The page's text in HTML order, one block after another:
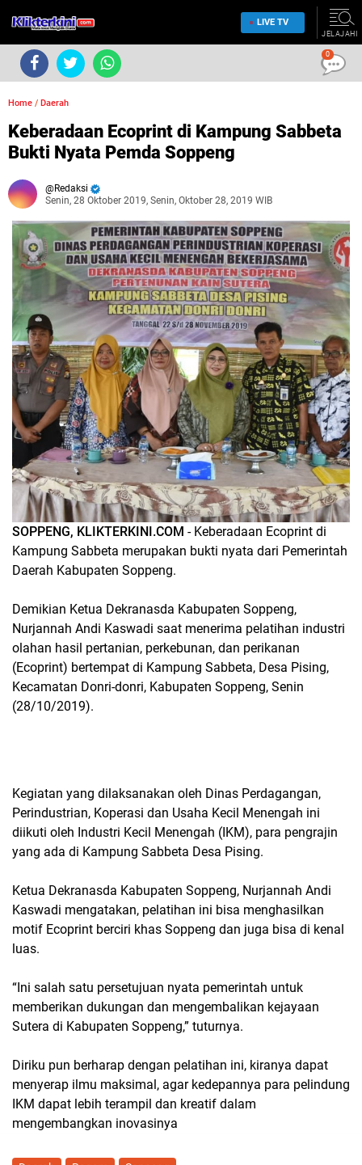
LIVE TV
JELAJAHI
Home / Daerah
Keberadaan Ecoprint di Kampung Sabbeta
Bukti Nyata Pemda Soppeng
Redaksi
Senin, 28 Oktober 2019, Senin, Oktober 28, 2019 WIB
SOPPENG, KLIKTERKINI.COM - Keberadaan Ecoprint di
Kampung Sabbeta merupakan bukti nyata dari Pemerintah
Daerah Kabupaten Soppeng.
Demikian Ketua Dekranasda Kabupaten Soppeng,
Nurjannah Andi Kaswadi saat menerima pelatihan industri
olahan hasil pertanian, perkebunan, dan perikanan
(Ecoprint) bertempat di Kampung Sabbeta, Desa Pising,
Kecamatan Donri-donri, Kabupaten Soppeng, Senin
(28/10/2019).
Perindustrian, Koperasi dan Usaha Kecil Menengah ini
diikuti oleh Industri Kecil Menengah (IKM), para pengrajin
yang ada di Kampung Sabbeta Desa Pising.
Kaswadi mengatakan, pelatihan ini bisa menghasilkan
motif Ecoprint berciri khas Soppeng dan juga bisa di kenal
luas.
“Ini salah satu persetujuan nyata pemerintah untuk
memberikan dukungan dan mengembalikan kejayaan
Sutera di Kabupaten Soppeng,” tuturnya.
0